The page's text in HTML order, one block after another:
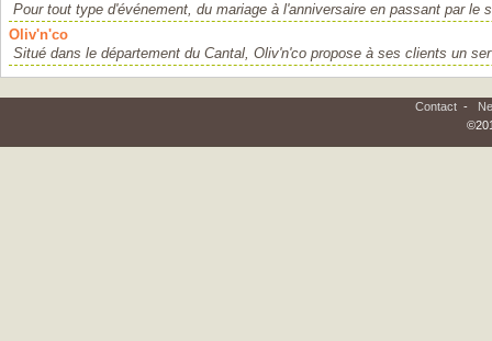
Pour tout type d'événement, du mariage à l'anniversaire en passant par le
Oliv'n'co
Situé dans le département du Cantal, Oliv'n'co propose à ses clients un
Contact-